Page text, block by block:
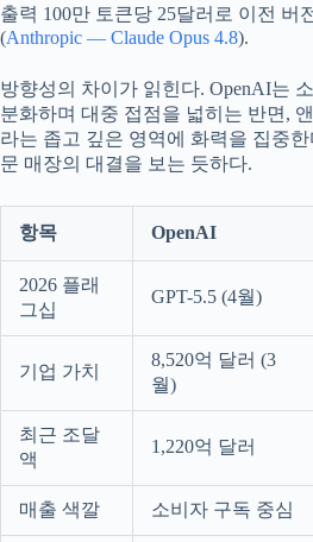
출력 100만 토큰당 25달러로 이전 버
(Anthropic — Claude Opus 4.8).
방향성의 차이가 읽힌다. OpenAI는
분화하며 대중 접점을 넓히는 반면,
라는 좁고 깊은 영역에 화력을 집중
문 매장의 대결을 보는 듯하다.
항목 OpenAI
2026 플래
그십
GPT-5.5 (4월)
기업 가치
8,520억 달러 (3
월)
최근 조달
액
1,220억 달러
매출 색깔 소비자 구독 중심